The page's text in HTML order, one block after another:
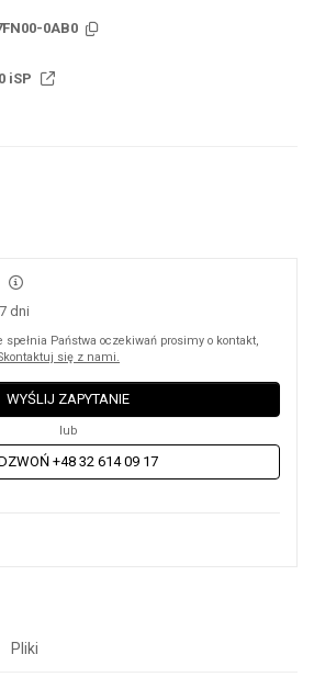
0AB0
iSP
dni
Państwa oczekiwań prosimy o kontakt,
się z nami.
WYŚLIJ ZAPYTANIE
lub
+48 32 614 09 17
Pliki